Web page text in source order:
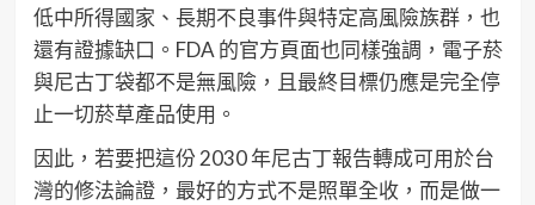
低中所得國家、長期不良事件與特定高風險族群，也
還有證據缺口。FDA 的官方頁面也同樣強調，電子菸
與尼古丁袋都不是無風險，且最終目標仍應是完全停
止一切菸草產品使用。
因此，若要把這份 2030 年尼古丁報告轉成可用於台
灣的修法論證，最好的方式不是照單全收，而是做一